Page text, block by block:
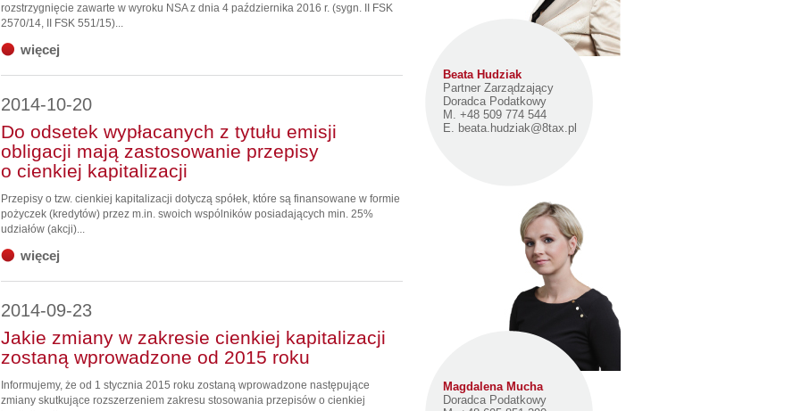
rozstrzygnięcie zawarte w wyroku NSA z dnia 4 października 2016 r. (sygn. II FSK
2570/14, II FSK 551/15)...
więcej
2014-10-20
Do odsetek wypłacanych z tytułu emisji
obligacji mają zastosowanie przepisy
o cienkiej kapitalizacji
Przepisy o tzw. cienkiej kapitalizacji dotyczą spółek, które są finansowane w formie
pożyczek (kredytów) przez m.in. swoich wspólników posiadających min. 25%
udziałów (akcji)...
więcej
2014-09-23
Jakie zmiany w zakresie cienkiej kapitalizacji
zostaną wprowadzone od 2015 roku
Informujemy, że od 1 stycznia 2015 roku zostaną wprowadzone następujące
zmiany skutkujące rozszerzeniem zakresu stosowania przepisów o cienkiej
Beata Hudziak
Partner Zarządzający
Doradca Podatkowy
M. +48 509 774 544
E. beata.hudziak@8tax.pl
Magdalena Mucha
Doradca Podatkowy